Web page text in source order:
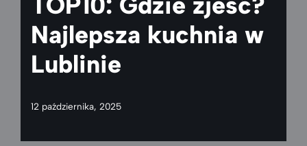
Najlepsza kuchnia w
Lublinie
12 października, 2025